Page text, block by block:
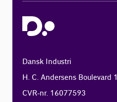
Dansk Industri
H. C. Andersens Boulevard
CVR-nr. 16077593